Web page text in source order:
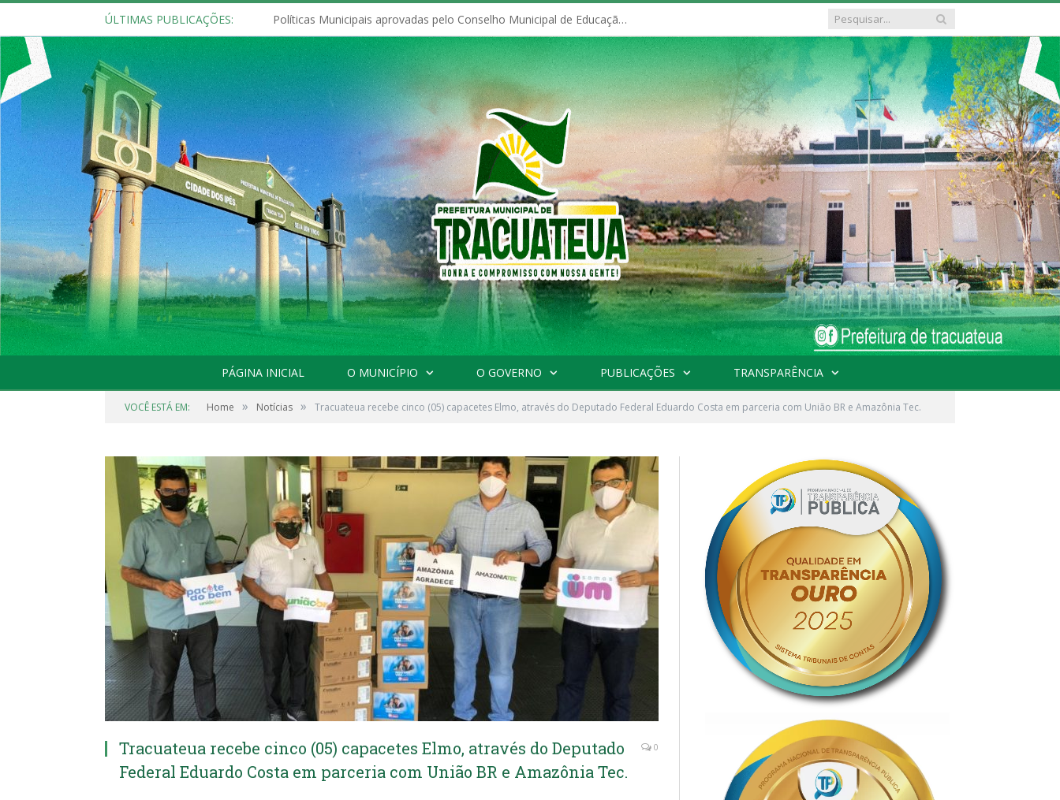
ÚLTIMAS PUBLICAÇÕES: Políticas Municipais aprovadas pelo Conselho Municipal de Educação (CME)
PÁGINA INICIAL O MUNICÍPIO O GOVERNO PUBLICAÇÕES TRANSPARÊNCIA
VOCÊ ESTÁ EM: Home » Notícias » Tracuateua recebe cinco (05) capacetes Elmo, através do Deputado Federal Eduardo Costa em parceria com União BR e Amazônia Tec.
Tracuateua recebe cinco (05) capacetes Elmo, através do Deputado
Federal Eduardo Costa em parceria com União BR e Amazônia Tec.
0